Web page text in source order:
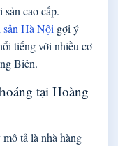
cao cấp.
sản Hà Nội gợi ý
tiếng với nhiều cơ
Biên.
tại Hoàng
tả là nhà hàng